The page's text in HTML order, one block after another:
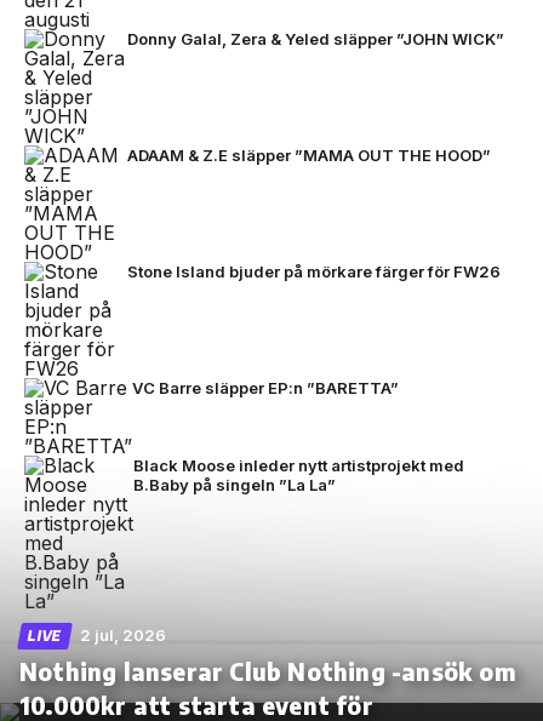
Donny Galal, Zera & Yeled släpper ”JOHN WICK”
ADAAM & Z.E släpper ”MAMA OUT THE HOOD”
Stone Island bjuder på mörkare färger för FW26
VC Barre släpper EP:n ”BARETTA”
Black Moose inleder nytt artistprojekt med
B.Baby på singeln ”La La”
LIVE 2 jul, 2026
Nothing lanserar Club Nothing -ansök om
10.000kr att starta event för